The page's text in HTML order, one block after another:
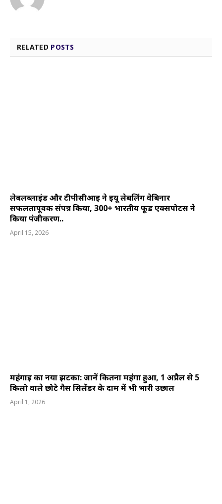
RELATED POSTS
लेबलब्लाइंड और टीपीसीआई ने ईयू लेबलिंग वेबिनार
सफलतापूर्वक संपन्न किया, 300+ भारतीय फूड एक्सपोर्टर्स ने
किया पंजीकरण..
April 15, 2026
महंगाई का नया झटका: जानें कितना महंगा हुआ, 1 अप्रैल से 5
किलो वाले छोटे गैस सिलेंडर के दाम में भी भारी उछाल
April 1, 2026